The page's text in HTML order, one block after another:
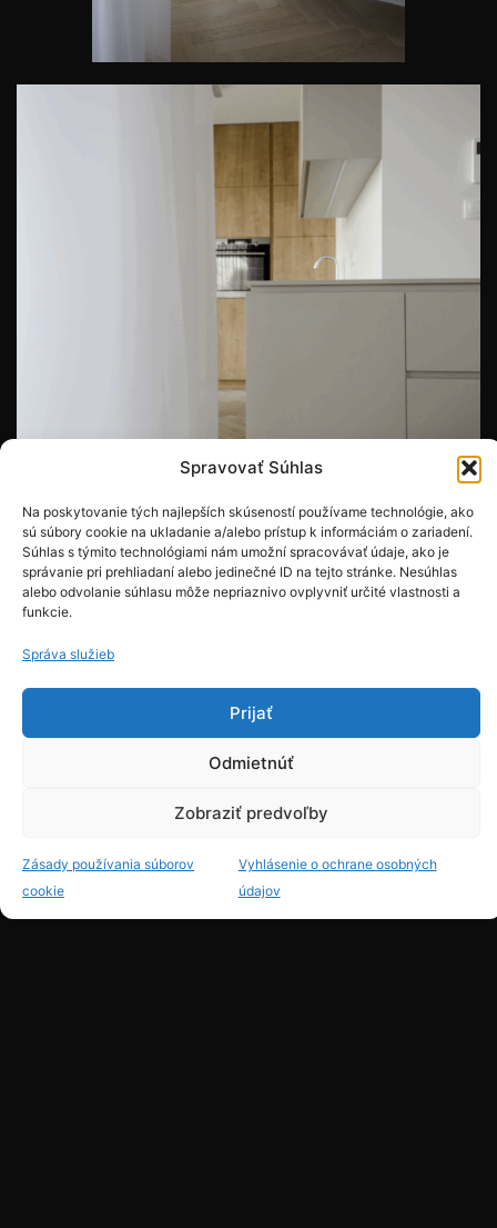
Spravovať Súhlas
Na poskytovanie tých najlepších skúseností používame technológie, ako
sú súbory cookie na ukladanie a/alebo prístup k informáciám o zariadení.
Súhlas s týmito technológiami nám umožní spracovávať údaje, ako je
správanie pri prehliadaní alebo jedinečné ID na tejto stránke. Nesúhlas
alebo odvolanie súhlasu môže nepriaznivo ovplyvniť určité vlastnosti a
funkcie.
Správa služieb
Prijať
Odmietnúť
Zobraziť predvoľby
Zásady používania súborov
cookie
Vyhlásenie o ochrane osobných
údajov